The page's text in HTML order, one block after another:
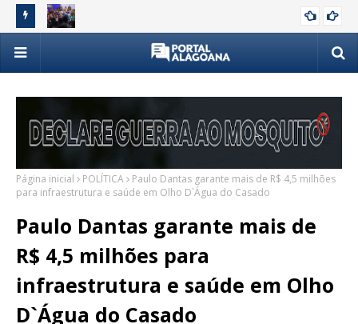
MDB oficializa candidaturas em convenção estadual nesta
Página inicial POLÍTICA
Paulo Dantas garante mais de R$ 4,5 milhões
para infraestrutura e saúde em Olho D`Água do Casado
Paulo Dantas garante mais de
R$ 4,5 milhões para
infraestrutura e saúde em Olho
D`Água do Casado